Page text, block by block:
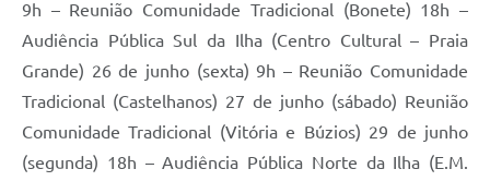
9h – Reunião Comunidade Tradicional (Bonete) 18h –
Audiência Pública Sul da Ilha (Centro Cultural – Praia
Grande) 26 de junho (sexta) 9h – Reunião Comunidade
Tradicional (Castelhanos) 27 de junho (sábado) Reunião
Comunidade Tradicional (Vitória e Búzios) 29 de junho
(segunda) 18h – Audiência Pública Norte da Ilha (E.M.